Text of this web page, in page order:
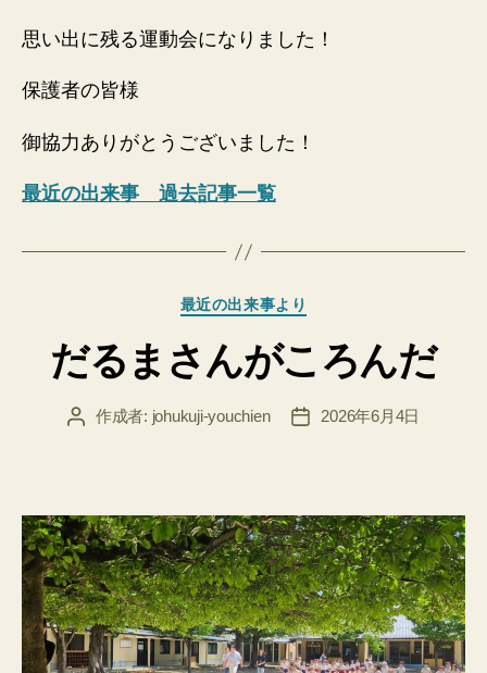
思い出に残る運動会になりました！
保護者の皆様
御協力ありがとうございました！
最近の出来事 過去記事一覧
カ
ゴ
リ
最近の出来事より
だるまさんがころんだ
投 作成者: johukuji-youchien
投
2026年6月4日